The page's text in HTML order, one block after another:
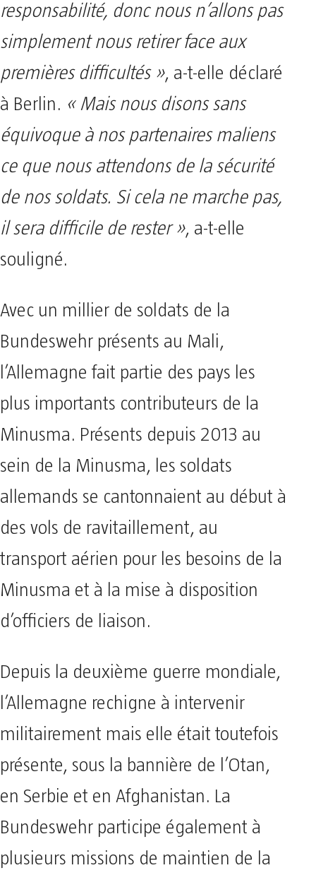
responsabilité, donc nous n’allons pas
simplement nous retirer face aux
premières difficultés », a-t-elle déclaré
à Berlin. « Mais nous disons sans
équivoque à nos partenaires maliens
ce que nous attendons de la sécurité
de nos soldats. Si cela ne marche pas,
il sera difficile de rester », a-t-elle
souligné.
Avec un millier de soldats de la
Bundeswehr présents au Mali,
l’Allemagne fait partie des pays les
plus importants contributeurs de la
Minusma. Présents depuis 2013 au
sein de la Minusma, les soldats
allemands se cantonnaient au début à
des vols de ravitaillement, au
transport aérien pour les besoins de la
Minusma et à la mise à disposition
d’officiers de liaison.
Depuis la deuxième guerre mondiale,
l’Allemagne rechigne à intervenir
militairement mais elle était toutefois
présente, sous la bannière de l’Otan,
en Serbie et en Afghanistan. La
Bundeswehr participe également à
plusieurs missions de maintien de la